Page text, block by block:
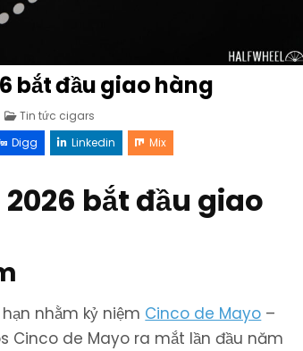
bắt đầu giao hàng
Rojas
2026
Posted
Tin tức cigars
Digg Linkedin Mix
bắt đầu giao
nhằm kỷ niệm Cinco de Mayo –
Cinco de Mayo ra mắt lần đầu năm